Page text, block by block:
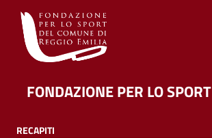
FONDAZIONE PER LO SPORT
RECAPITI